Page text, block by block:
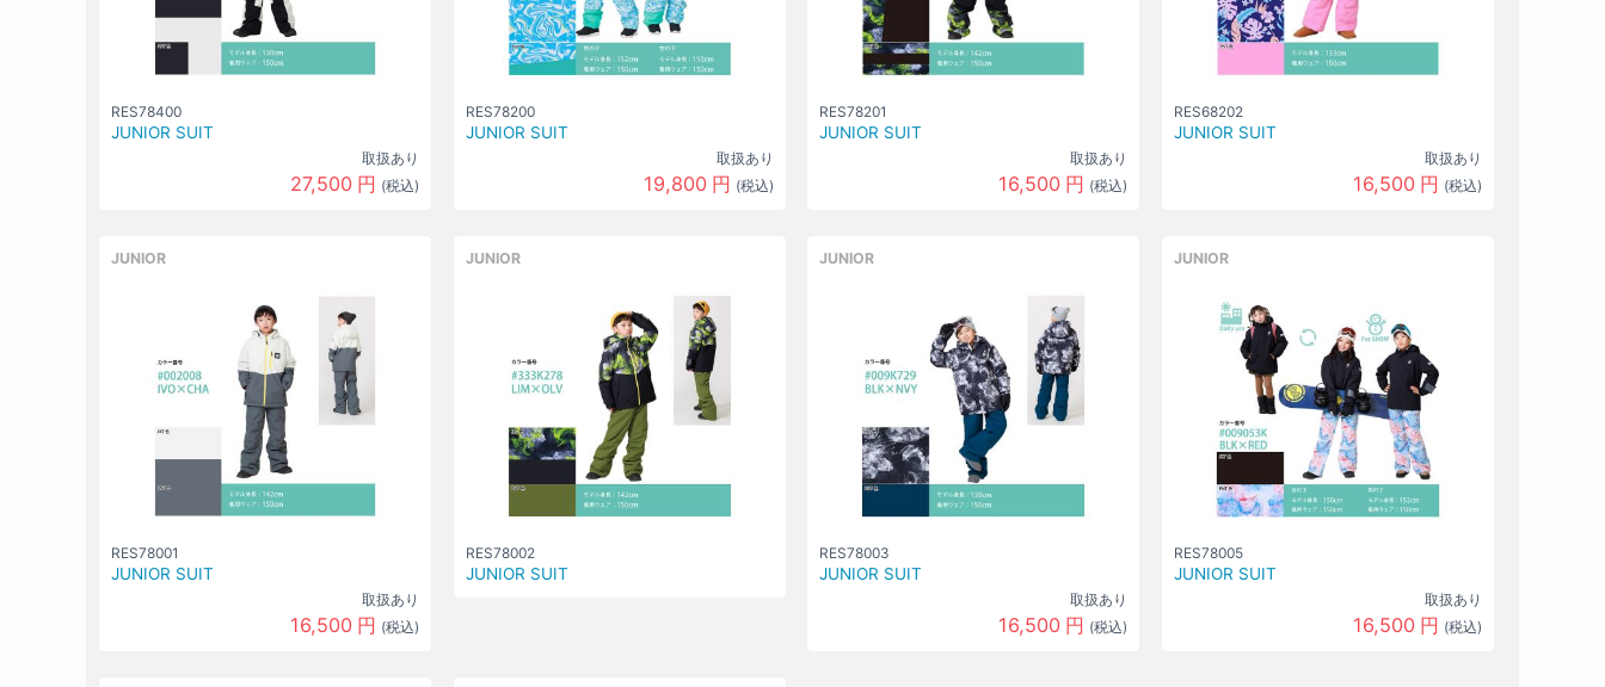
RES78400
JUNIOR SUIT
取扱あり
27,500 円 (税込)
RES78200
JUNIOR SUIT
取扱あり
19,800 円 (税込)
RES78201
JUNIOR SUIT
取扱あり
16,500 円 (税込)
RES68202
JUNIOR SUIT
取扱あり
16,500 円 (税込)
JUNIOR
RES78001
JUNIOR SUIT
取扱あり
16,500 円 (税込)
JUNIOR
RES78002
JUNIOR SUIT
JUNIOR
RES78003
JUNIOR SUIT
取扱あり
16,500 円 (税込)
JUNIOR
RES78005
JUNIOR SUIT
取扱あり
16,500 円 (税込)